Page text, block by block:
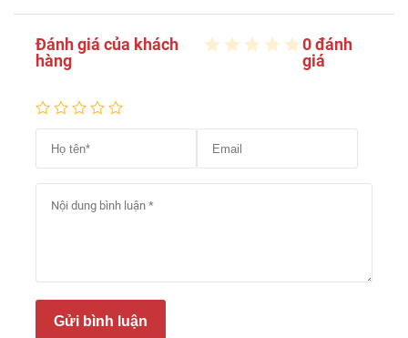
Đánh giá của khách
hàng
0 đánh
giá
Gửi bình luận